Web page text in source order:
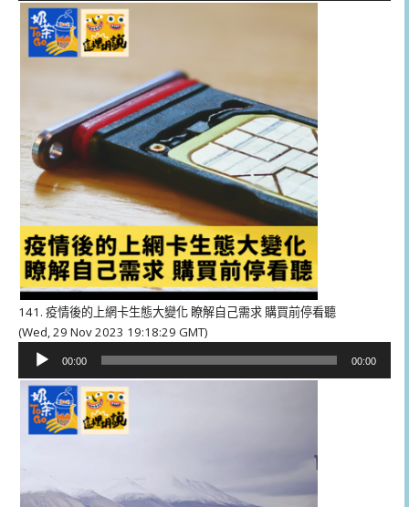
播
器
141. 疫情後的上網卡生態大變化 瞭解自己需求 購買前停看聽
(Wed, 29 Nov 2023 19:18:29 GMT)
播
器
00:00 00:00